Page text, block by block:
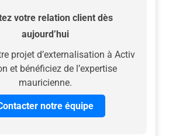
votre relation client dès
aujourd’hui
projet d’externalisation à Activ
et bénéficiez de l’expertise
mauricienne.
notre équipe